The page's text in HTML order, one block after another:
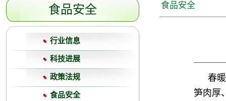
食品安全
行业信息
科技进展
政策法规
食品安全
食品安全
春
笋肉厚